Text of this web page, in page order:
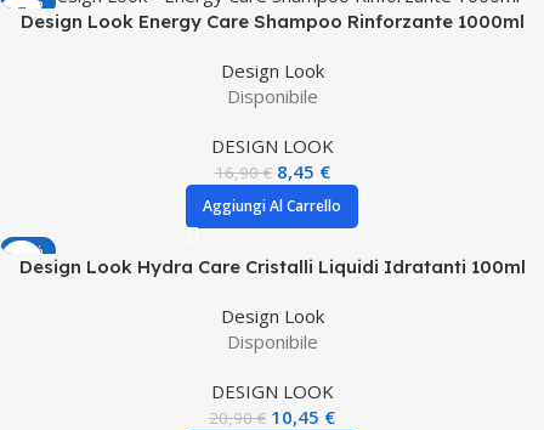
Design Look Energy Care Shampoo Rinforzante 1000ml
Design Look
Disponibile
DESIGN LOOK
16,90€ 8,45 €
Aggiungi Al Carrello
-50%
Design Look Hydra Care Cristalli Liquidi Idratanti 100ml
Design Look
Disponibile
DESIGN LOOK
20,90€ 10,45 €